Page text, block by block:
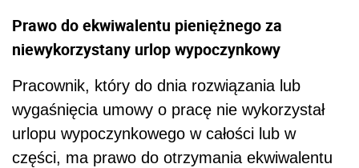
Prawo do ekwiwalentu pieniężnego za
niewykorzystany urlop wypoczynkowy
Pracownik, który do dnia rozwiązania lub
wygaśnięcia umowy o pracę nie wykorzystał
urlopu wypoczynkowego w całości lub w
części, ma prawo do otrzymania ekwiwalentu